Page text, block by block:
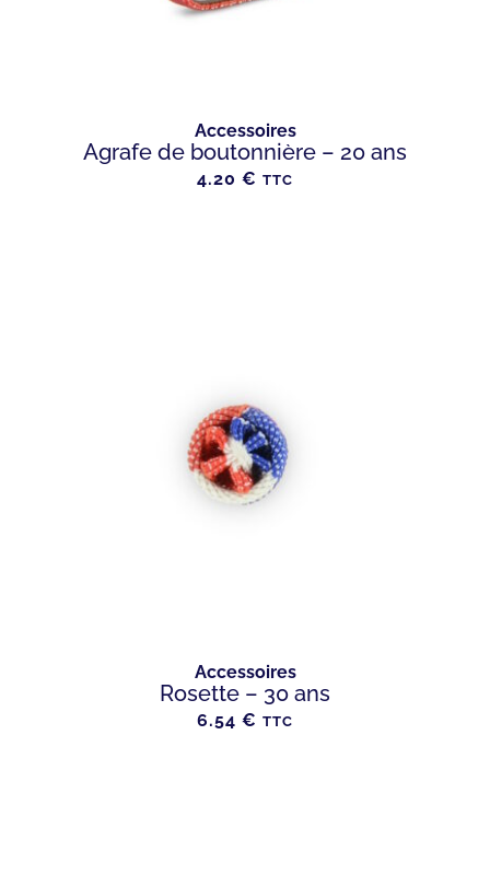
Accessoires
Agrafe de boutonnière – 20 ans
4.20 € TTC
Accessoires
Rosette – 30 ans
6.54 € TTC